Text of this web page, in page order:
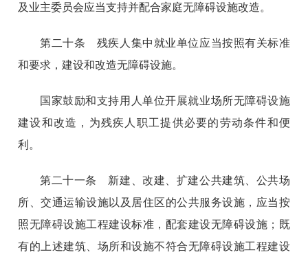
及业主委员会应当支持并配合家庭无障碍设施改造。
第二十条 残疾人集中就业单位应当按照有关标准
和要求，建设和改造无障碍设施。
国家鼓励和支持用人单位开展就业场所无障碍设施
建设和改造，为残疾人职工提供必要的劳动条件和便
利。
第二十一条 新建、改建、扩建公共建筑、公共场
所、交通运输设施以及居住区的公共服务设施，应当按
照无障碍设施工程建设标准，配套建设无障碍设施；既
有的上述建筑、场所和设施不符合无障碍设施工程建设